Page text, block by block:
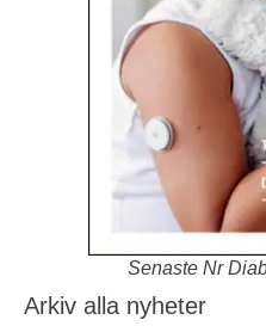
Senaste Nr
Arkiv alla nyheter